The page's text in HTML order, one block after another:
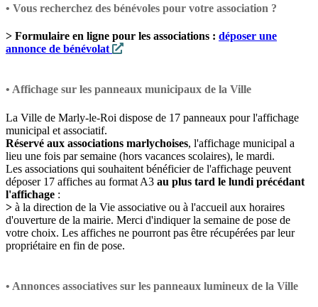
• Vous recherchez des bénévoles pour votre association ?
> Formulaire en ligne pour les associations : déposer une
annonce de bénévolat
• Affichage sur les panneaux municipaux de la Ville
La Ville de Marly-le-Roi dispose de 17 panneaux pour l'affichage
municipal et associatif.
Réservé aux associations marlychoises, l'affichage municipal a
lieu une fois par semaine (hors vacances scolaires), le mardi.
Les associations qui souhaitent bénéficier de l'affichage peuvent
déposer 17 affiches au format A3 au plus tard le lundi précédant
l'affichage :
> à la direction de la Vie associative ou à l'accueil aux horaires
d'ouverture de la mairie. Merci d'indiquer la semaine de pose de
votre choix. Les affiches ne pourront pas être récupérées par leur
propriétaire en fin de pose.
• Annonces associatives sur les panneaux lumineux de la Ville